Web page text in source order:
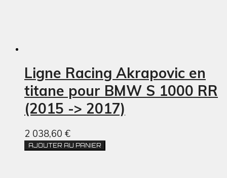
Ligne Racing Akrapovic en
titane pour BMW S 1000 RR
(2015 -> 2017)
2 038,60 €
AJOUTER AU PANIER